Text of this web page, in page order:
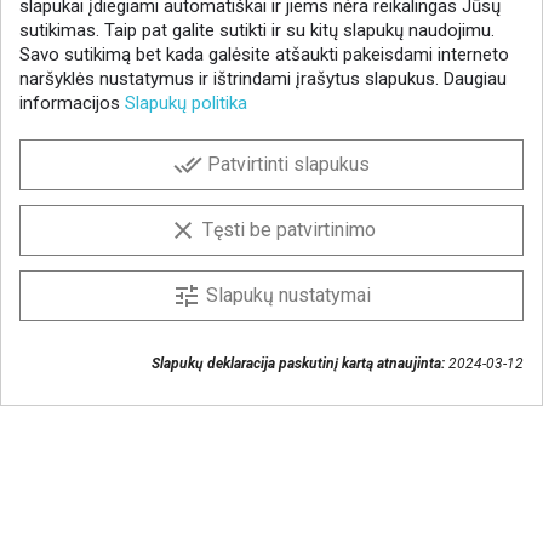
Gaukite geriausius pasiūlymus!
Prenumeruokite naujienlaiškį ir visada sužinokite
Sutinku, kad mano duomenys būtų saugomi
slapukai įdiegiami automatiškai ir jiems nėra reikalingas Jūsų
sutikimas. Taip pat galite sutikti ir su kitų slapukų naudojimu.
Savo sutikimą bet kada galėsite atšaukti pakeisdami interneto
naršyklės nustatymus ir ištrindami įrašytus slapukus. Daugiau
informacijos Slapukų politika
done_all Patvirtinti slapukus
clear Tęsti be patvirtinimo
tune Slapukų nustatymai
Slapukų deklaracija paskutinį kartą atnaujinta: 2024-03-12